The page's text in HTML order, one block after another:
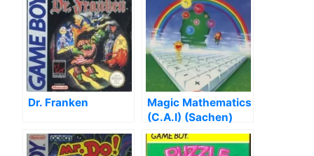
Dr. Franken
Magic Mathematics
(C.A.I) (Sachen)